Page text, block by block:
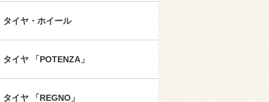
タイヤ・ホイール
タイヤ 「POTENZA」
タイヤ 「REGNO」